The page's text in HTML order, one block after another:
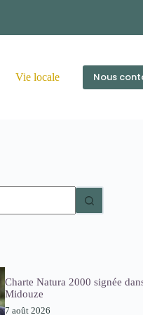
Vie locale Nous
Charte Natura 2000 signée
Midouze
7 août 2026